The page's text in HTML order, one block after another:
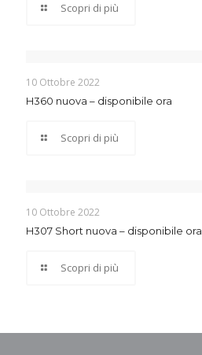
Scopri di più
10 Ottobre 2022
H360 nuova – disponibile ora
Scopri di più
10 Ottobre 2022
H307 Short nuova – disponibile ora
Scopri di più